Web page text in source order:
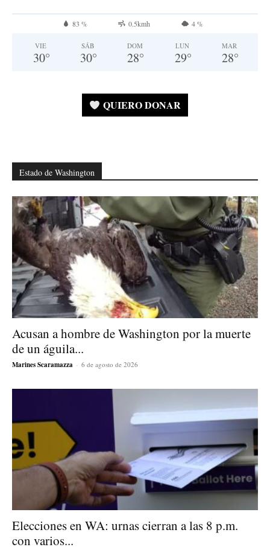
83 % 0.5kmh 4 %
VIE
30°
SÁB
30°
DOM
28°
LUN
29°
MAR
28°
QUIERO DONAR
Estado de Washington
Acusan a hombre de Washington por la muerte
de un águila...
Marines Scaramazza - 6 de agosto de 2026
Elecciones en WA: urnas cierran a las 8 p.m.
con varios...